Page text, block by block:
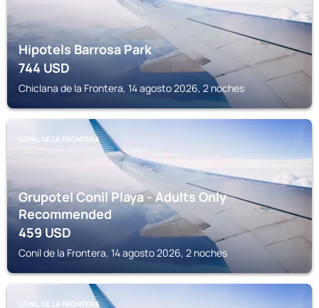
Hipotels Barrosa Park
744USD
Chiclana de la Frontera, 14 agosto 2026, 2 noches
CONIL DE LA FRONTERA
Grupotel Conil Playa - Adults Only
Recommended
459USD
Conil de la Frontera, 14 agosto 2026, 2 noches
CONIL DE LA FRONTERA